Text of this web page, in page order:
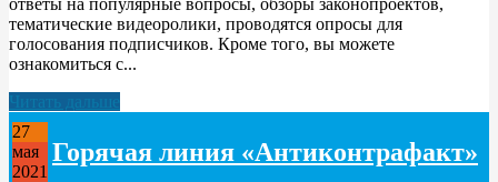
тематические видеоролики, проводятся опросы для
голосования подписчиков. Кроме того, вы можете
ознакомиться с...
Читать дальше
27
мая
2021
Горячая линия «Антиконтрафакт»